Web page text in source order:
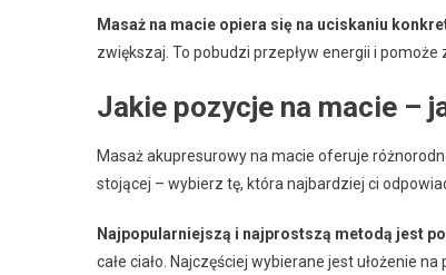
Masaż na macie opiera się na uciskaniu
zwiększaj. To pobudzi przepływ energii i pomoże
Jakie pozycje na macie –
Masaż akupresurowy na macie oferuje
stojącej – wybierz tę, która najbardziej ci
Najpopularniejszą i najprostszą metodą jest
całe ciało. Najczęściej wybierane jest ułożenie